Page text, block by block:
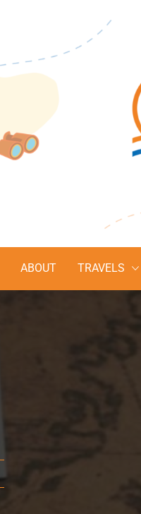
ABOUT TRAVELS